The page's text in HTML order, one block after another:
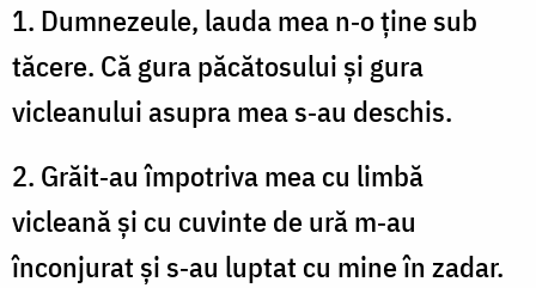
1. Dumnezeule, lauda mea n‑o ține sub
tăcere. Că gura păcătosului și gura
vicleanului asupra mea s‑au deschis.
2. Grăit‑au împotriva mea cu limbă
vicleană și cu cuvinte de ură m‑au
înconjurat și s‑au luptat cu mine în zadar.